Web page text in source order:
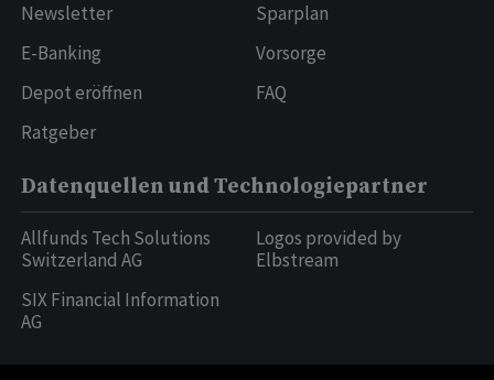
Newsletter
E-Banking
Depot eröffnen
Ratgeber
Sparplan
Vorsorge
FAQ
Datenquellen und Technologiepartner
Allfunds Tech Solutions
Switzerland AG
SIX Financial Information
AG
Logos provided by
Elbstream